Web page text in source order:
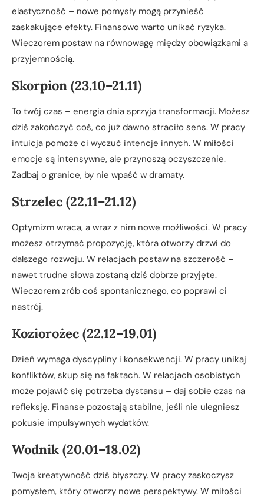
elastyczność – nowe pomysły mogą przynieść
zaskakujące efekty. Finansowo warto unikać ryzyka.
Wieczorem postaw na równowagę między obowiązkami a
przyjemnością.
Skorpion (23.10–21.11)
To twój czas – energia dnia sprzyja transformacji. Możesz
dziś zakończyć coś, co już dawno straciło sens. W pracy
intuicja pomoże ci wyczuć intencje innych. W miłości
emocje są intensywne, ale przynoszą oczyszczenie.
Zadbaj o granice, by nie wpaść w dramaty.
Strzelec (22.11–21.12)
Optymizm wraca, a wraz z nim nowe możliwości. W pracy
możesz otrzymać propozycję, która otworzy drzwi do
dalszego rozwoju. W relacjach postaw na szczerość –
nawet trudne słowa zostaną dziś dobrze przyjęte.
Wieczorem zrób coś spontanicznego, co poprawi ci
nastrój.
Koziorożec (22.12–19.01)
Dzień wymaga dyscypliny i konsekwencji. W pracy unikaj
konfliktów, skup się na faktach. W relacjach osobistych
może pojawić się potrzeba dystansu – daj sobie czas na
refleksję. Finanse pozostają stabilne, jeśli nie ulegniesz
pokusie impulsywnych wydatków.
Wodnik (20.01–18.02)
Twoja kreatywność dziś błyszczy. W pracy zaskoczysz
pomysłem, który otworzy nowe perspektywy. W miłości